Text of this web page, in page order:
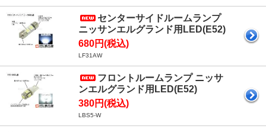
センターサイドルームランプ
ニッサンエルグランド用LED(E52)
680円(税込)
LF31AW
フロントルームランプ ニッサ
ンエルグランド用LED(E52)
380円(税込)
LBS5-W